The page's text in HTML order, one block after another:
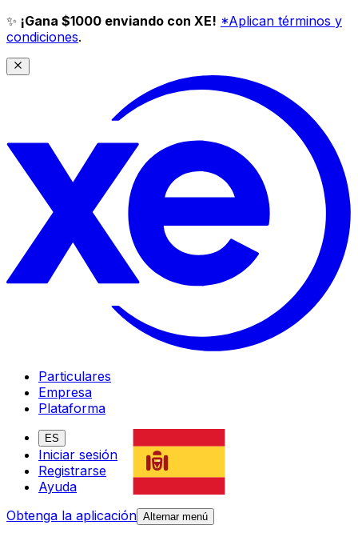
✨ ¡Gana $1000 enviando con XE! *Aplican términos y
condiciones.
Particulares
Empresa
Plataforma
ES
Iniciar sesión
Registrarse
Ayuda
Obtenga la aplicación Alternar menú